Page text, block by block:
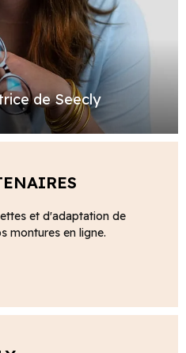
de Seecly
et d'adaptation de
montures en ligne.